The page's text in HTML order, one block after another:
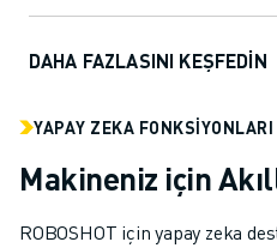
DAHA FAZLASINI KEŞFEDIN
YAPAY ZEKA FONKSIYONLARI
Makineniz için
ROBOSHOT için yapay zeka